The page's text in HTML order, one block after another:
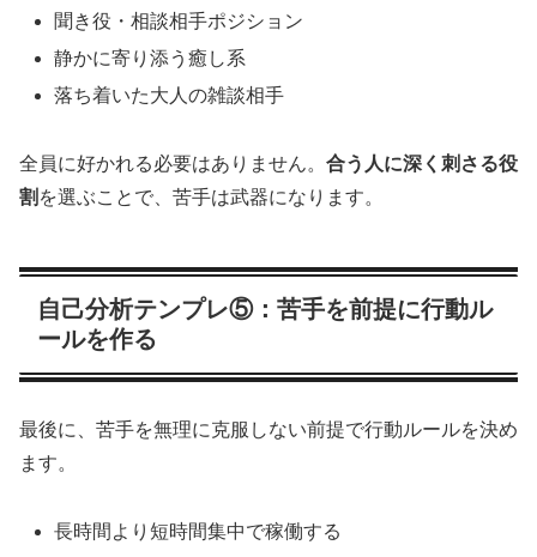
聞き役・相談相手ポジション
静かに寄り添う癒し系
落ち着いた大人の雑談相手
全員に好かれる必要はありません。 合う人に深く刺さる役
割 を選ぶことで、苦手は武器になります。
自己分析テンプレ⑤：苦手を前提に行動ル
ールを作る
最後に、苦手を無理に克服しない前提で行動ルールを決め
ます。
長時間より短時間集中で稼働する